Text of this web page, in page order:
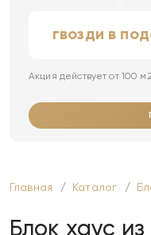
гвозди в
Акция действует от 100 м2
Главная Каталог
Блок хаус